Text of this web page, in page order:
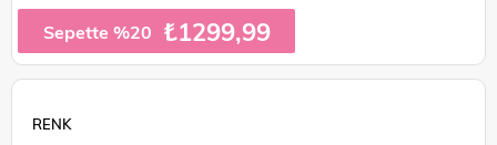
Sepette %20 ₺1299,99